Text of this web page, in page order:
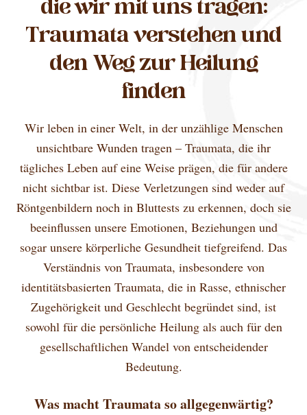
die wir mit uns tragen:
Traumata verstehen und
den Weg zur Heilung
finden
Wir leben in einer Welt, in der unzählige Menschen
unsichtbare Wunden tragen – Traumata, die ihr
tägliches Leben auf eine Weise prägen, die für andere
nicht sichtbar ist. Diese Verletzungen sind weder auf
Röntgenbildern noch in Bluttests zu erkennen, doch sie
beeinflussen unsere Emotionen, Beziehungen und
sogar unsere körperliche Gesundheit tiefgreifend. Das
Verständnis von Traumata, insbesondere von
identitätsbasierten Traumata, die in Rasse, ethnischer
Zugehörigkeit und Geschlecht begründet sind, ist
sowohl für die persönliche Heilung als auch für den
gesellschaftlichen Wandel von entscheidender
Bedeutung.
Was macht Traumata so allgegenwärtig?